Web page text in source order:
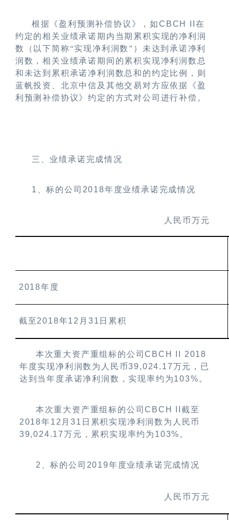
根据《盈利预测补偿协议》，如CBCH II 在
约定的相关业绩承诺期内当期累积实现的净利润
数（以下简称“实现净利润数”）未达到承诺净利
润数，相关业绩承诺期间的累积实现净利润数总
和未达到累积承诺净利润数总和的约定比例，则
蓝帆投资、北京中信及其他交易对方应依据《盈
利预测补偿协议》约定的方式对公司进行补偿。
三、业绩承诺完成情况
1 、标的公司 2018年度业绩承诺完成情况
人民币万元
2018年度
截至2018年12 月 31 日累积
本次重大资产重组标的公司CBCH II 2018
年度实现净利润数为人民币39,024.17万元，已
达到当年度承诺净利润数，实现率约为103% 。
本次重大资产重组标的公司CBCH II 截至
2018年12 月31 日累积实现净利润数为人民币
39,024.17万元，累积实现率约为 103% 。
2 、标的公司 2019年度业绩承诺完成情况
人民币万元